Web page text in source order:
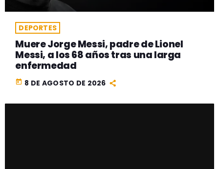
DEPORTES
Muere Jorge Messi, padre de Lionel
Messi, a los 68 años tras una larga
enfermedad
today 8 DE AGOSTO DE 2026